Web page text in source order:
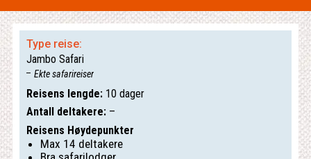
Type reise:
Jambo Safari
Ekte safarireiser
Reisens lengde: 10 dager
Antall deltakere: –
Reisens Høydepunkter
Max 14 deltakere